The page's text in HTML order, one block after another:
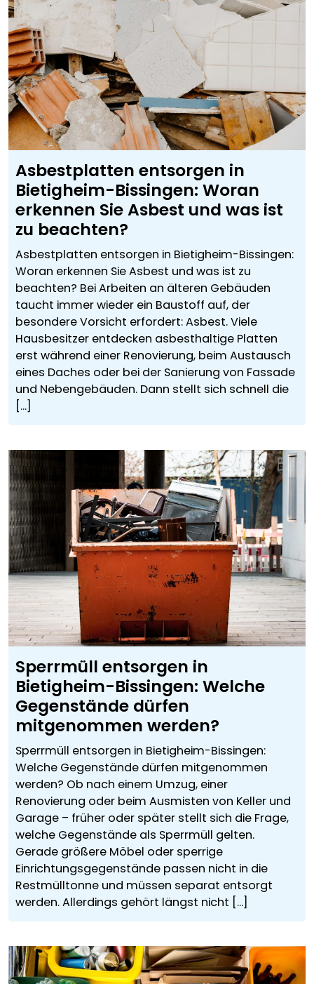
Asbestplatten entsorgen in
Bietigheim-Bissingen: Woran
erkennen Sie Asbest und was ist
zu beachten?
Asbestplatten entsorgen in Bietigheim-Bissingen:
Woran erkennen Sie Asbest und was ist zu
beachten? Bei Arbeiten an älteren Gebäuden
taucht immer wieder ein Baustoff auf, der
besondere Vorsicht erfordert: Asbest. Viele
Hausbesitzer entdecken asbesthaltige Platten
erst während einer Renovierung, beim Austausch
eines Daches oder bei der Sanierung von Fassade
und Nebengebäuden. Dann stellt sich schnell die
[...]
Sperrmüll entsorgen in
Bietigheim-Bissingen: Welche
Gegenstände dürfen
mitgenommen werden?
Sperrmüll entsorgen in Bietigheim-Bissingen:
Welche Gegenstände dürfen mitgenommen
werden? Ob nach einem Umzug, einer
Renovierung oder beim Ausmisten von Keller und
Garage – früher oder später stellt sich die Frage,
welche Gegenstände als Sperrmüll gelten.
Gerade größere Möbel oder sperrige
Einrichtungsgegenstände passen nicht in die
Restmülltonne und müssen separat entsorgt
werden. Allerdings gehört längst nicht [...]